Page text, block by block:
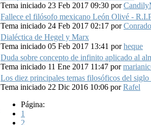
Tema iniciado 23 Feb 2017 09:30 por
Fallece el filósofo mexicano León Olivé -
Tema iniciado 24 Feb 2017 02:17 porConrado
Dialéctica de Hegel y Marx
Tema iniciado 05 Feb 2017 13:41 porheque
Duda sobre concepto de infinito aplicado al
Tema iniciado 11 Ene 2017 11:47 por
Los diez principales temas filosóficos del
Tema iniciado 22 Dic 2016 10:06 porRafel
Página:
1
2